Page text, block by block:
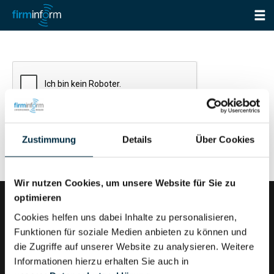
Zustimmung Details Über Cookies
Wir nutzen Cookies, um unsere Website für Sie zu
optimieren
Cookies helfen uns dabei Inhalte zu personalisieren,
Funktionen für soziale Medien anbieten zu können und
die Zugriffe auf unserer Website zu analysieren. Weitere
Informationen hierzu erhalten Sie auch in
firminform ist ein Produkt der Validatis GmbH